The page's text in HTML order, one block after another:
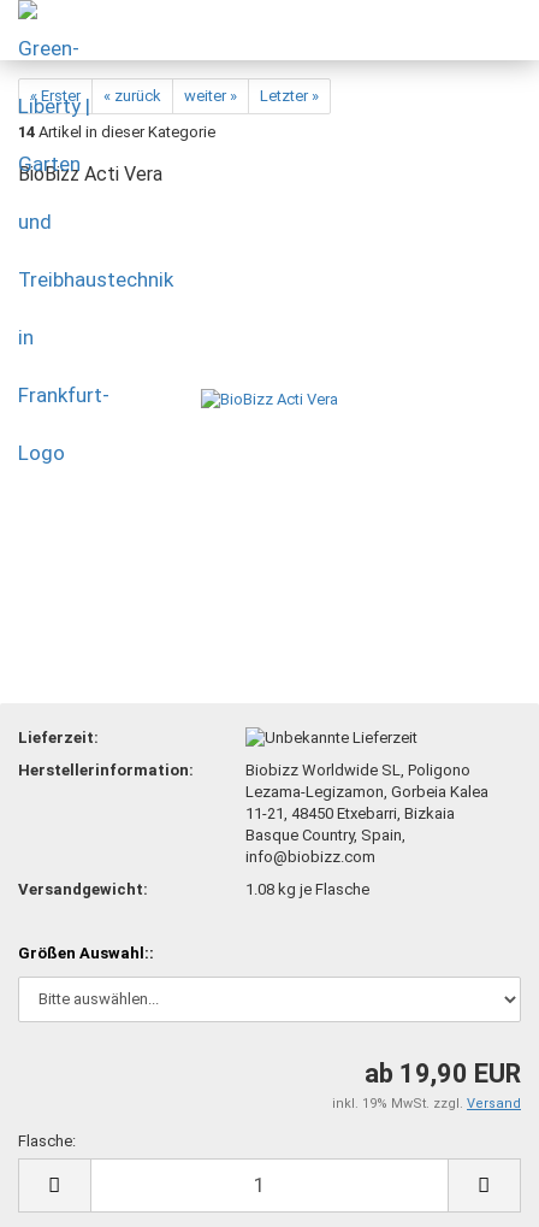
« Erster « zurück weiter »
Letzter »
14 Artikel in dieser Kategorie
BioBizz Acti Vera
Lieferzeit:
Herstellerinformation:
Biobizz Worldwide SL, Poligono
Lezama-Legizamon, Gorbeia Kalea
11-21, 48450 Etxebarri, Bizkaia
Basque Country, Spain,
info@biobizz.com
Versandgewicht:
1.08 kg je Flasche
Größen Auswahl::
ab 19,90 EUR
inkl. 19% MwSt. zzgl. Versand
Flasche: